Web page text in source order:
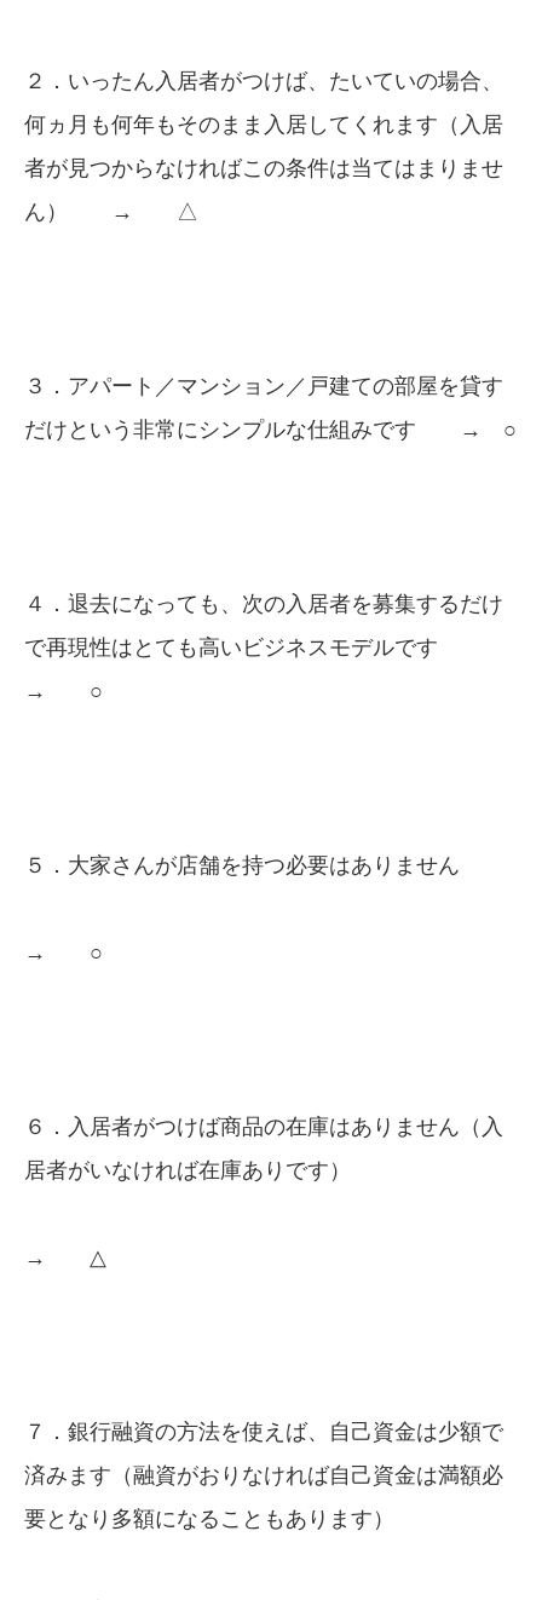
２．いったん入居者がつけば、たいていの場合、
何ヵ月も何年もそのまま入居してくれます（入居
者が見つからなければこの条件は当てはまりませ
ん） → △
３．アパート／マンション／戸建ての部屋を貸す
だけという非常にシンプルな仕組みです → ○
４．退去になっても、次の入居者を募集するだけ
で再現性はとても高いビジネスモデルです
→ ○
５．大家さんが店舗を持つ必要はありません
→ ○
６．入居者がつけば商品の在庫はありません（入
居者がいなければ在庫ありです）
→ △
７．銀行融資の方法を使えば、自己資金は少額で
済みます（融資がおりなければ自己資金は満額必
要となり多額になることもあります）